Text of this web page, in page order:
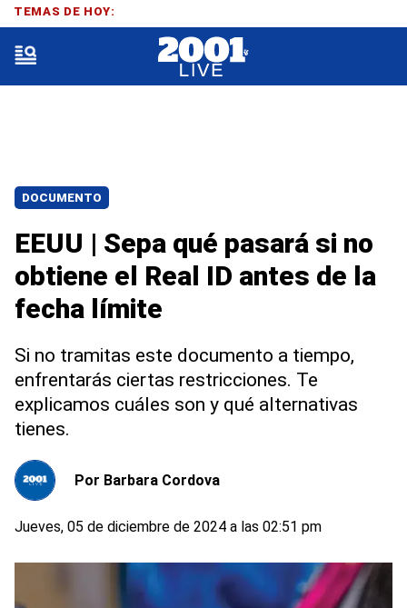
DOCUMENTO
EEUU | Sepa qué pasará si no
obtiene el Real ID antes de la
fecha límite
Si no tramitas este documento a tiempo,
enfrentarás ciertas restricciones. Te
explicamos cuáles son y qué alternativas
tienes.
Por Barbara Cordova
Jueves, 05 de diciembre de 2024 a las 02:51 pm
TEMAS DE HOY: